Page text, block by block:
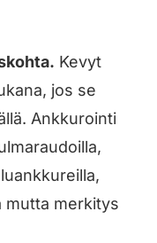
Kevyt
jos se
Ankkurointi
mutta merkitys